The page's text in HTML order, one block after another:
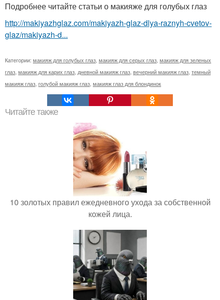
Подробнее читайте статьи о макияже для голубых глаз
http://makiyazhglaz.com/makiyazh-glaz-dlya-raznyh-cvetov-
glaz/makiyazh-d...
Категории: макияж для голубых глаз макияж для серых глаз макияж для зеленых
глаз макияж для карих глаз дневной макияж глаз вечерний макияж глаз темный
макияж глаз голубой макияж глаз макияж глаз для блондинок
Читайте также
10 золотых правил ежедневного ухода за собственной
кожей лица.